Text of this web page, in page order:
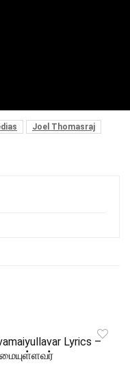
Joel Thomasraj
Lyrics –